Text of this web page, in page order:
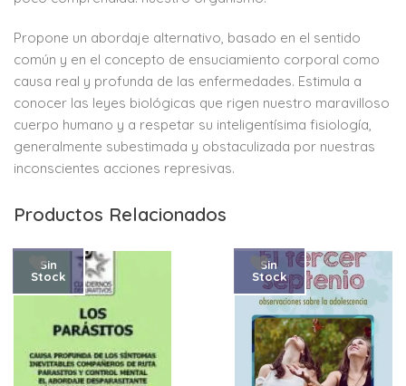
Propone un abordaje alternativo, basado en el sentido
común y en el concepto de ensuciamiento corporal como
causa real y profunda de las enfermedades. Estimula a
conocer las leyes biológicas que rigen nuestro maravilloso
cuerpo humano y a respetar su inteligentísima fisiología,
generalmente subestimada y obstaculizada por nuestras
inconscientes acciones represivas.
Productos Relacionados
Sin
Stock
Sin
Stock